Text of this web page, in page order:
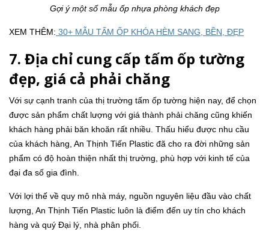
Gợi ý một số mẫu ốp nhựa phòng khách đẹp
XEM THÊM: 30+ MẪU TẤM ỐP KHÓA HÈM SANG, BỀN, ĐẸP
7. Địa chỉ cung cấp tấm ốp tường
đẹp, giá cả phải chăng
Với sự cạnh tranh của thị trường tấm ốp tường hiện nay, để chọn
được sản phẩm chất lượng với giá thành phải chăng cũng khiến
khách hàng phải băn khoăn rất nhiều. Thấu hiểu được nhu cầu
của khách hàng, An Thịnh Tiến Plastic đã cho ra đời những sản
phẩm có độ hoàn thiện nhất thị trường, phù hợp với kinh tế của
đại đa số gia đình.
Với lợi thế về quy mô nhà máy, nguồn nguyên liệu đầu vào chất
lượng, An Thịnh Tiến Plastic luôn là điểm đến uy tín cho khách
hàng và quý Đại lý, nhà phân phối.